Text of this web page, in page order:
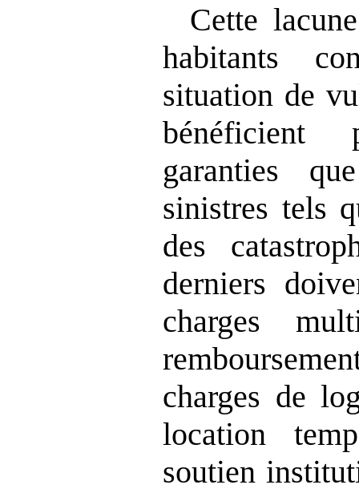
Cette
habitants
situation de
bénéficient
garanties
sinistres tels
des
derniers
charges
charges de
location
soutien